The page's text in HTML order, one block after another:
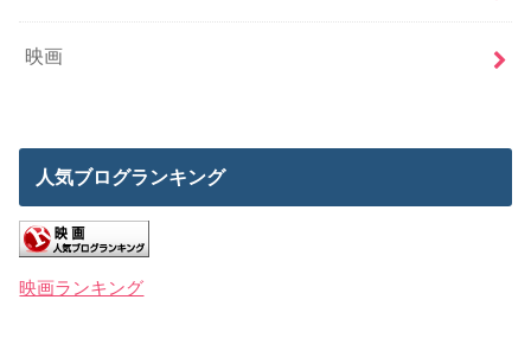
映画
人気ブログランキング
映画ランキング